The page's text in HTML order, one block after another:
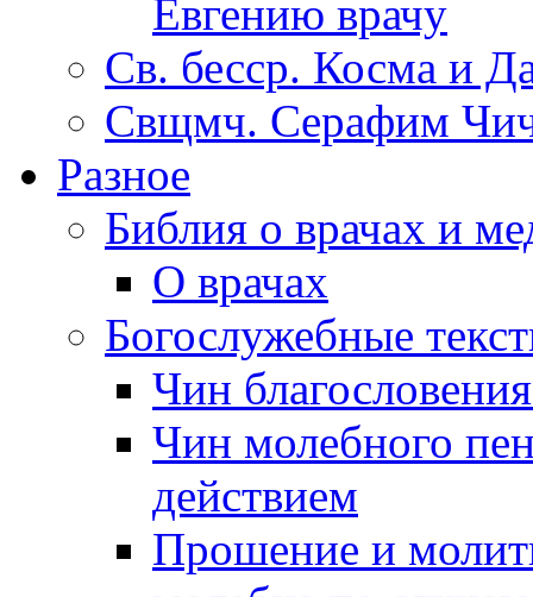
Евгению врачу
Св. бесср. Косма и
Свщмч. Серафим
Разное
Библия о врачах и
О врачах
Богослужебные
Чин
Чин молебного
действием
Прошение и